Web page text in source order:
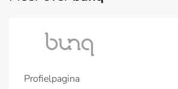
Profielpagina